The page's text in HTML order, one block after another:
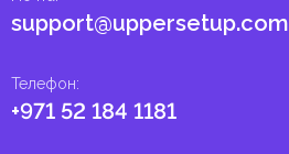
Телефон:
+971 52 184 1181
support@uppersetup.com